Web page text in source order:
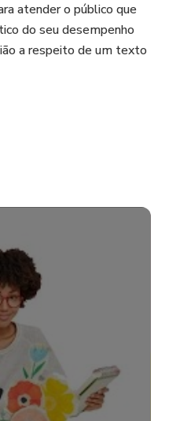
atender o público que
do seu desempenho
a respeito de um texto